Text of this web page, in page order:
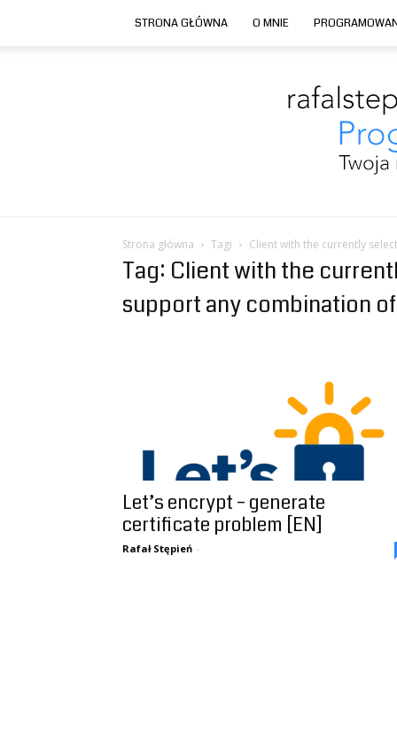
STRONA GŁÓWNA O MNIE
Strona główna Tagi Client with the currently
Tag: Client with the
support any combination
Let’s encrypt – generate
certificate problem [EN]
Rafał Stępień -